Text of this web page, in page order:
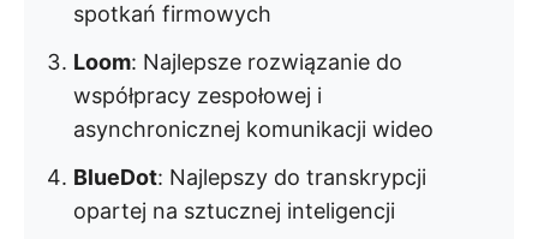
spotkań firmowych
Loom: Najlepsze rozwiązanie do
współpracy zespołowej i
asynchronicznej komunikacji wideo
BlueDot: Najlepszy do transkrypcji
opartej na sztucznej inteligencji